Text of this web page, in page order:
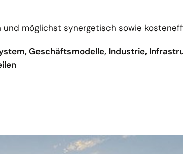
möglichst synergetisch sowie
Geschäftsmodelle, Industrie,